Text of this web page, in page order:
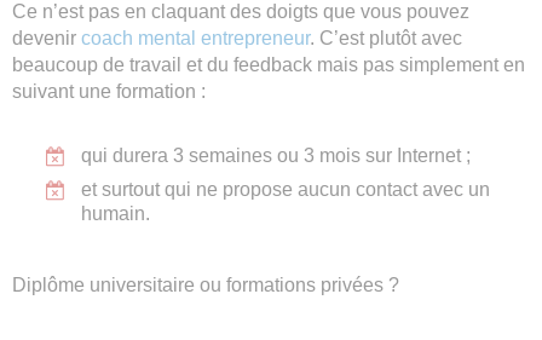
Ce n’est pas en claquant des doigts que vous pouvez
devenir coach mental entrepreneur. C’est plutôt avec
beaucoup de travail et du feedback mais pas simplement en
suivant une formation :
qui durera 3 semaines ou 3 mois sur Internet ;
et surtout qui ne propose aucun contact avec un
humain.
Diplôme universitaire ou formations privées ?